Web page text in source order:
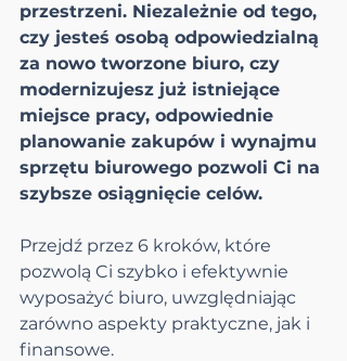
przestrzeni. Niezależnie od tego,
czy jesteś osobą odpowiedzialną
za nowo tworzone biuro, czy
modernizujesz już istniejące
miejsce pracy, odpowiednie
planowanie zakupów i wynajmu
sprzętu biurowego pozwoli Ci na
szybsze osiągnięcie celów.
Przejdź przez 6 kroków, które
pozwolą Ci szybko i efektywnie
wyposażyć biuro, uwzględniając
zarówno aspekty praktyczne, jak i
finansowe.